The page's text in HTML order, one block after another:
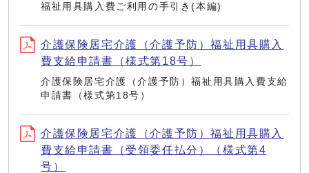
福祉用具購入費ご利用の手引き(本編)
介護保険居宅介護（介護予防）福祉用具購入
費支給申請書（様式第18号）
介護保険居宅介護（介護予防）福祉用具購入費支給
申請書（様式第18号）
介護保険居宅介護（介護予防）福祉用具購入
費支給申請書（受領委任払分）（様式第4
号）